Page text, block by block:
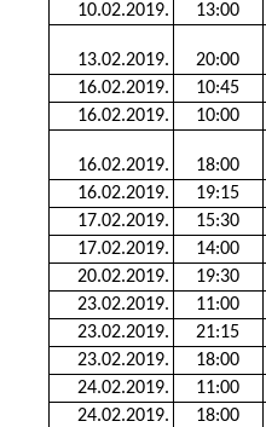
10.02.2019. 13:00
13.02.2019. 20:00
16.02.2019.
10:45
16.02.2019.
10:00
16.02.2019. 18:00
16.02.2019.
19:15
17.02.2019.
15:30
17.02.2019.
14:00
20.02.2019.
19:30
23.02.2019.
11:00
23.02.2019.
21:15
23.02.2019.
18:00
24.02.2019.
11:00
24.02.2019.
18:00